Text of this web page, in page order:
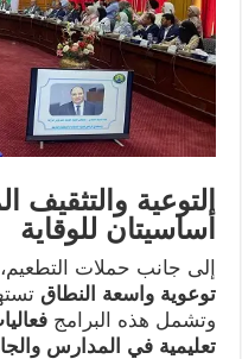
التوعية والتثقيف
أساسيتان للوقاية
إلى جانب حملات
توعوية واسعة النطاق
وتشمل هذه البرامج
تعليمية في المدارس